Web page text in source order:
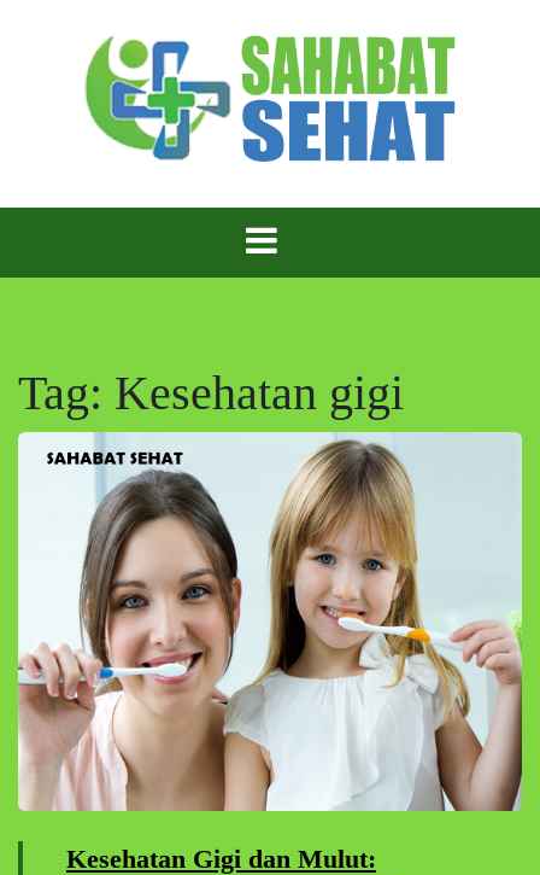
Sahabat Sehat
Sehat!
Tag: Kesehatan gigi
Kesehatan Gigi dan Mulut: